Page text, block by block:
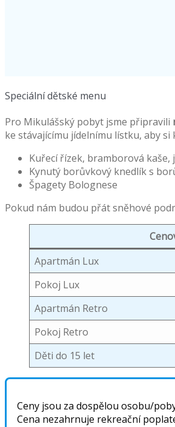
Speciální dětské menu
Pro Mikulášský pobyt jsme připravili
ke stávajícímu jídelnímu lístku, aby si
Kuřecí řízek, bramborová
Kynutý borůvkový knedlík s
Špagety Bolognese
Pokud nám budou přát sněhové
Apartmán Lux
Pokoj Lux
Apartmán Retro
Pokoj Retro
Děti do 15 let
Ceny jsou za dospělou osobu/
Cena nezahrnuje rekreační